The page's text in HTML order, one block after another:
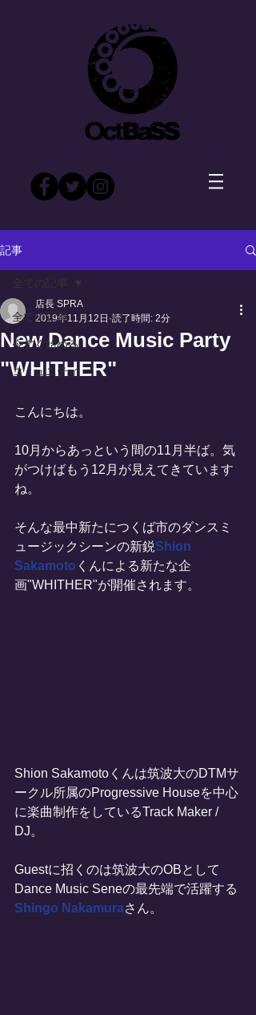
記事
全ての記事
今すぐ始める
コミュニティ
全ての記事
New Dance Music Party
"WHITHER"
店長 SPRA
2019年11月12日 読了時間: 2分
こんにちは。
10月からあっという間の11月半ば。気
がつけばもう12月が見えてきています
ね。
そんな最中新たにつくば市のダンスミ
ュージックシーンの新鋭Shion
Sakamoto くんによる新たな企
画"WHITHER"が開催されます。
Shion Sakamotoくんは筑波大のDTMサ
ークル所属のProgressive Houseを中心
に楽曲制作をしているTrack Maker /
DJ。
Guestに招くのは筑波大のOBとして
Dance Music Seneの最先端で活躍する
Shingo Nakamuraさん。